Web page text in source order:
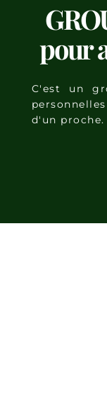
pour
C'est un
d'un proche.